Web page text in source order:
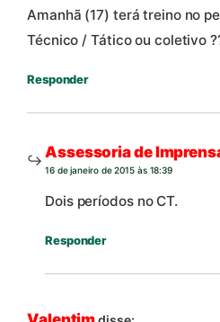
Amanhã (17) terá treino no
Técnico / Tático ou coletivo
Responder
Assessoria de
16 de janeiro de 2015 às 18:39
Dois períodos no CT.
Responder